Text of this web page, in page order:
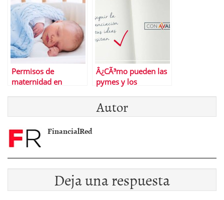
Permisos de
maternidad en
Â¿CÃ³mo pueden las
pymes y los
financiaciÃ³n?
Autor
FinancialRed
Deja una respuesta